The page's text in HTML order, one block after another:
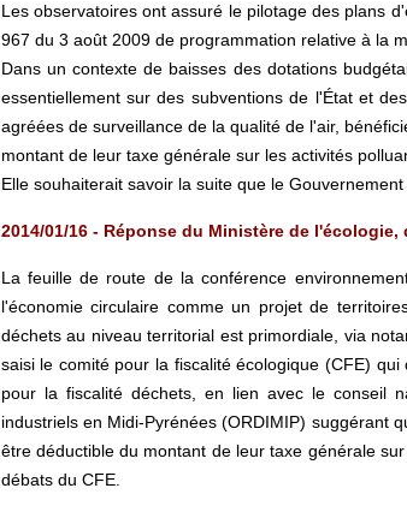
Les observatoires ont assuré le pilotage des plans
967 du 3 août 2009 de programmation relative à la
Dans un contexte de baisses des dotations
essentiellement sur des subventions de l'État et
agréées de surveillance de la qualité de l'air,
montant de leur taxe générale sur les activités
Elle souhaiterait savoir la suite que le
2014/01/16 - Réponse du Ministère de
La feuille de route de la conférence
l'économie circulaire comme un projet de
déchets au niveau territorial est primordiale, via
saisi le comité pour la fiscalité écologique (CFE)
pour la fiscalité déchets, en lien avec le conseil
industriels en Midi-Pyrénées (ORDIMIP) suggérant
être déductible du montant de leur taxe générale
débats du CFE.